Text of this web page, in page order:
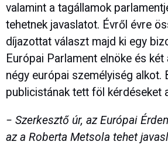
valamint a tagállamok
tehetnek javaslatot. Évről évre
díjazottat választ majd ki egy
Európai Parlament elnöke és
négy európai személyiség alkot.
publicistának tett föl kérdéseket
− Szerkesztő úr, az Európai
az a Roberta Metsola tehet